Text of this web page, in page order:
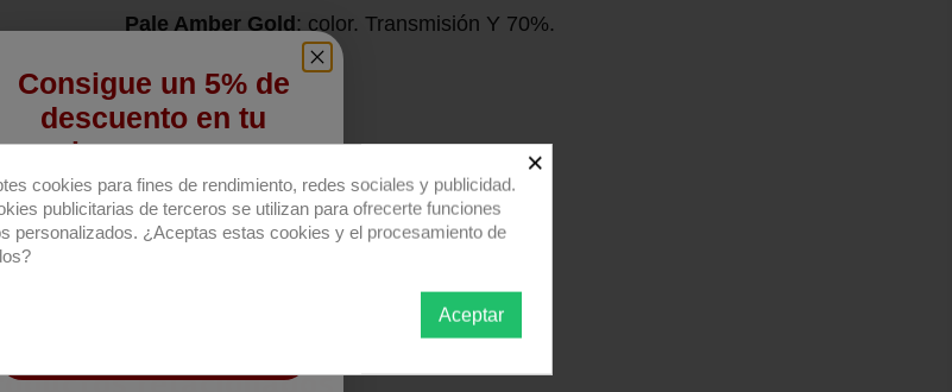
Pale Amber Gold : color. Transmisión Y 70%.
relacionados
×
cookies para fines de rendimiento, redes sociales y publicidad.
publicitarias de terceros se utilizan para ofrecerte funciones
personalizados. ¿Aceptas estas cookies y el procesamiento de
Aceptar
Consigue un 5% de
descuento en tu
primera compra
Regístrate para recibir el descuento.